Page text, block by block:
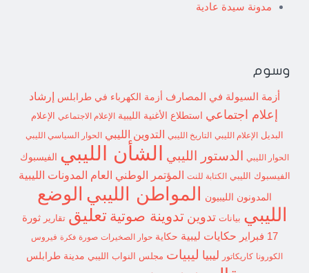
مدونة سيدة عادية
وسوم
أزمة السيولة في المصارف أزمة الكهرباء في طرابلس إرشاد
إعلام اجتماعي استطلاع الأغنية الليبية الإعلام الاجتماعي
الإعلام
البديل الإعلام الليبي التاريخ الليبي التدوين الليبي الحوار السياسي الليبي
الحوار الليبي الدستور الليبي الشأن الليبي الفيسبوك
الفيسبوك الليبي الكتابة للنت المؤتمر الوطني العام المدونات الليبية
المدونون الليبيون المواطن الليبي الوضع
الليبي بيانات تدوين تدوينة صوتية تعليق تقارير
ثورة
17 فبراير
حكايات ليبية حكاية حوار الصخيرات صورة فكرة فيروس
الكورونا كاريكاتور ليبيا ليبيات مجلس النواب الليبي مدينة طرابلس